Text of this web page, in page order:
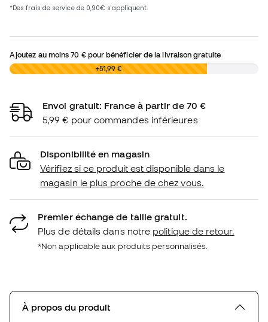
Ajoutez au moins70 €pour bénéficier de la livraison gratuite
0,00 € +51,99 €
Envoi gratuit: France à partir de 70 €
5,99 € pour commandes inférieures
Disponibilité en magasin
Vérifiez si ce produit est disponible dans le
magasin le plus proche de chez vous.
Premier échange de taille gratuit.
Plus de détails dans notre politique de retour.
*Non applicable aux produits personnalisés.
À propos du produit